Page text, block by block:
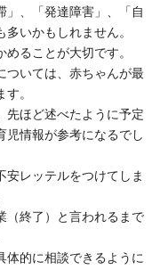
」、「発達障害」、「自
いかもしれません。
ることが大切です。
ついては、赤ちゃんが最
。
先ほど述べたように予定
児情報が参考になるでし
安レッテルをつけてしま
（終了）と言われるまで
体的に相談できるように